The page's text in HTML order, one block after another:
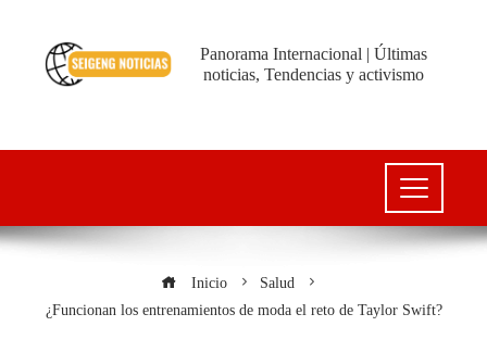
Panorama Internacional | Últimas
noticias, Tendencias y activismo
Inicio
Salud
¿Funcionan los entrenamientos de moda el reto de Taylor Swift?